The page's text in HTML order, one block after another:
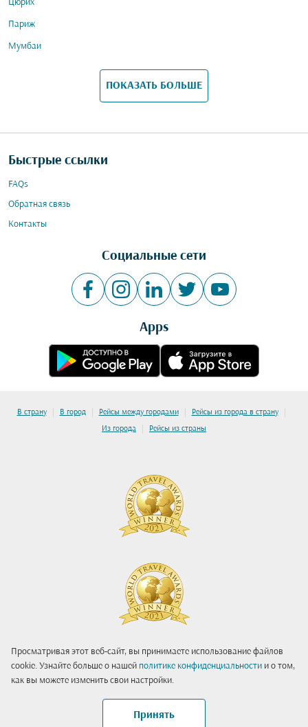
Просматривая этот веб-сайт, вы принимаете использование файлов
cookie. Узнайте больше о нашей политике конфиденциальности и о том,
как вы можете изменить свои настройки.
Принять
Цюрих
Париж
Мумбаи
ПОКАЗАТЬ БОЛЬШЕ
Быстрые ссылки
FAQs
Обратная связь
Контакты
Социальные сети
Apps
В страну | В город | Рейсы между городами | Рейсы из города в страну |
Из города | Рейсы из страны